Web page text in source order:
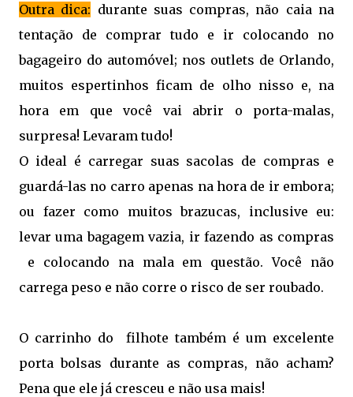
Outra dica: durante suas compras, não caia na
tentação de comprar tudo e ir colocando no
bagageiro do automóvel; nos outlets de Orlando,
muitos espertinhos ficam de olho nisso e, na
hora em que você vai abrir o porta-malas,
surpresa! Levaram tudo!
O ideal é carregar suas sacolas de compras e
guardá-las no carro apenas na hora de ir embora;
ou fazer como muitos brazucas, inclusive eu:
levar uma bagagem vazia, ir fazendo as compras
e colocando na mala em questão. Você não
carrega peso e não corre o risco de ser roubado.
O carrinho do filhote também é um excelente
porta bolsas durante as compras, não acham?
Pena que ele já cresceu e não usa mais!